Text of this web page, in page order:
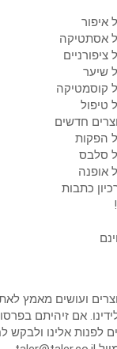
איפור
אסתטיקה
ציפורניים
שיער
קוסמטיקה
טיפול
חדשים
הפקות
סלבס
אופנה
כתבות
ועושים מאמץ
אם זיהיתם
לפנות אלינו ולבקש